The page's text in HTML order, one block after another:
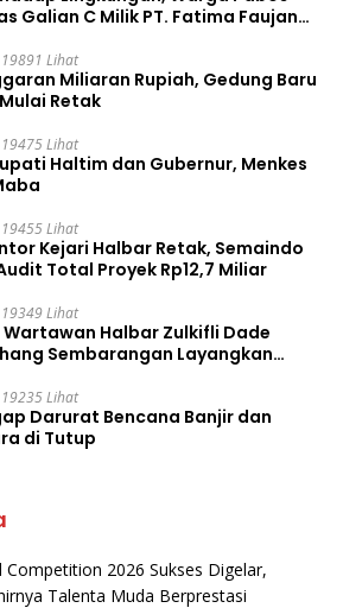
Galian C Milik PT. Fatima Faujan
19891 Lihat
Miliaran Rupiah, Gedung Baru
Retak
19475 Lihat
Haltim dan Gubernur, Menkes
19455 Lihat
Kejari Halbar Retak, Semaindo
Total Proyek Rp12,7 Miliar
19349 Lihat
Wartawan Halbar Zulkifli Dade
Sembarangan Layangkan
19235 Lihat
Darurat Bencana Banjir dan
di Tutup